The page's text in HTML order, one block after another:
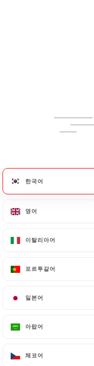
한국어
영어
이탈리아어
포르투갈어
일본어
아랍어
체코어
한국어
영어
이탈리아어
포르투갈어
일본어
아랍어
체코어